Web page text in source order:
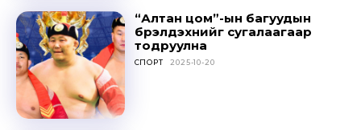
“Алтан цом”-ын багуудын
бүрэлдэхүүнийг сугалаагаар
тодруулна
СПОРТ 2025-10-20